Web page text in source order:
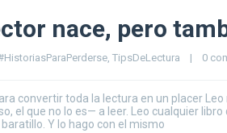
nace, pero
, TipsDeLectura | 0
convertir toda la lectura en un placer
el que no lo es— a leer. Leo cualquier
Y lo hago con el mismo